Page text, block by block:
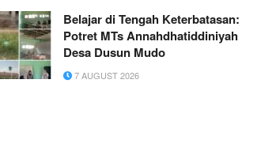
Belajar di Tengah Keterbatasan:
Potret MTs Annahdhatiddiniyah
Desa Dusun Mudo
7 AUGUST 2026